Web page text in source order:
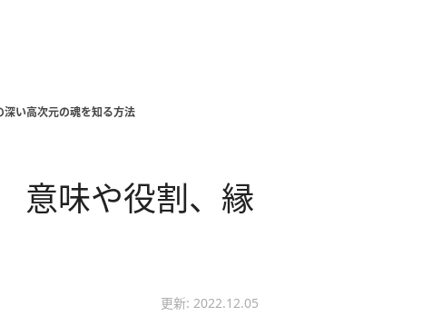
い高次元の魂を知る方法
意味や役割、縁
更新: 2022.12.05